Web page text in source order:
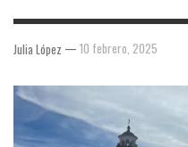
Julia López — 10 febrero, 2025